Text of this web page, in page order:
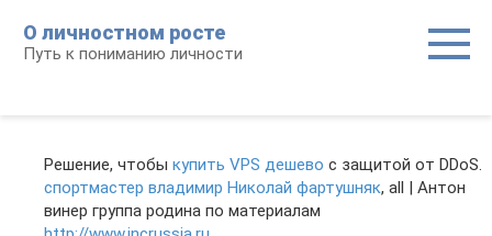
контенту
О личностном росте
Путь к пониманию личности
Решение, чтобы купить VPS дешево с защитой от DDoS.
спортмастер владимир Николай фартушняк, all | Антон
винер группа родина по материалам